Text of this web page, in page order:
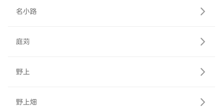
名小路
庭苅
野上
野上畑